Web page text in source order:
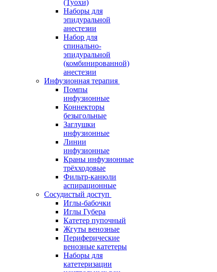
(Туохи)
Наборы для
эпидуральной
анестезии
Набор для
спинально-
эпидуральной
(комбинированной)
анестезии
Инфузионная терапия
Помпы
инфузионные
Коннекторы
безыгольные
Заглушки
инфузионные
Линии
инфузионные
Краны инфузионные
трёхходовые
Фильтр-канюли
аспирационные
Сосудистый доступ
Иглы-бабочки
Иглы Губера
Катетер пупочный
Жгуты венозные
Периферические
венозные катетеры
Наборы для
катетеризации